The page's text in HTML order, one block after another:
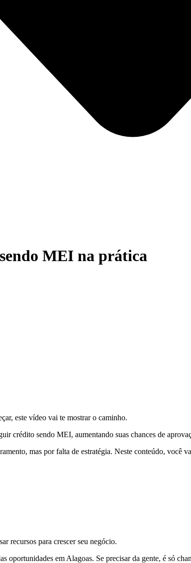
MEI na prática
este vídeo vai te mostrar o caminho.
crédito sendo MEI, aumentando suas chances de
mas por falta de estratégia. Neste conteúdo, você
recursos para crescer seu negócio.
oportunidades em Alagoas. Se precisar da gente, é só